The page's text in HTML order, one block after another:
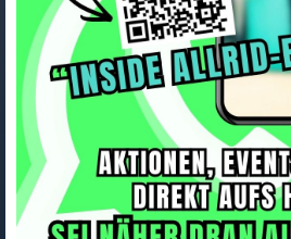
Lapierre CROSSHILL
cranberry juice red
Art.Nr. LCFUA490
Farbe: cranberry juice red
Rahmengröße: M